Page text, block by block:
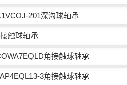
201深沟球轴承
触球轴承
角接触球轴承
3角接触球轴承